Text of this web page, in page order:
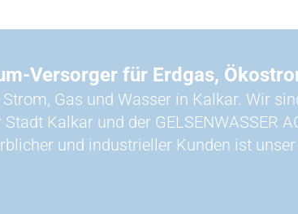
Versorger für Erdgas,
Gas und Wasser in Kalkar. Wir
Kalkar und der GELSENWASSER
und industrieller Kunden ist